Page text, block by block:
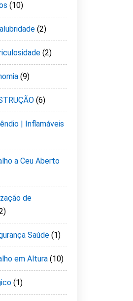
(10)
(2)
(2)
(9)
(6)
| Inflamáveis
a Ceu Aberto
de
Saúde (1)
em Altura (10)
(1)